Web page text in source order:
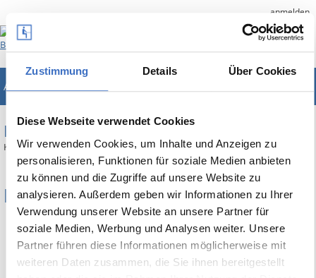
Zustimmung Details Über Cookies
Diese Webseite verwendet Cookies
Wir verwenden Cookies, um Inhalte und Anzeigen zu
personalisieren, Funktionen für soziale Medien anbieten
zu können und die Zugriffe auf unsere Website zu
analysieren. Außerdem geben wir Informationen zu Ihrer
Verwendung unserer Website an unsere Partner für
soziale Medien, Werbung und Analysen weiter. Unsere
Partner führen diese Informationen möglicherweise mit
weiteren Daten zusammen, die Sie ihnen bereitgestellt
anmelden
ABES/Objects
RELEASE NOTES
Kurzinfos zu den wichtigsten Erweiterungen von ABES/Objects
Build 9824
10 Juli 2020
Anzahl der Ansichten: 3206
0 Kommentare